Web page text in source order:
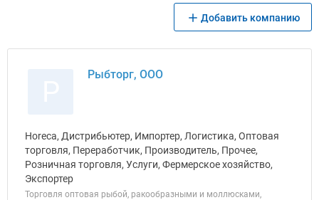
Добавить компанию
Рыбторг, ООО
Horeca, Дистрибьютер, Импортер, Логистика, Оптовая
торговля, Переработчик, Производитель, Прочее,
Розничная торговля, Услуги, Фермерское хозяйство,
Экспортер
Торговля оптовая рыбой, ракообразными и моллюсками,